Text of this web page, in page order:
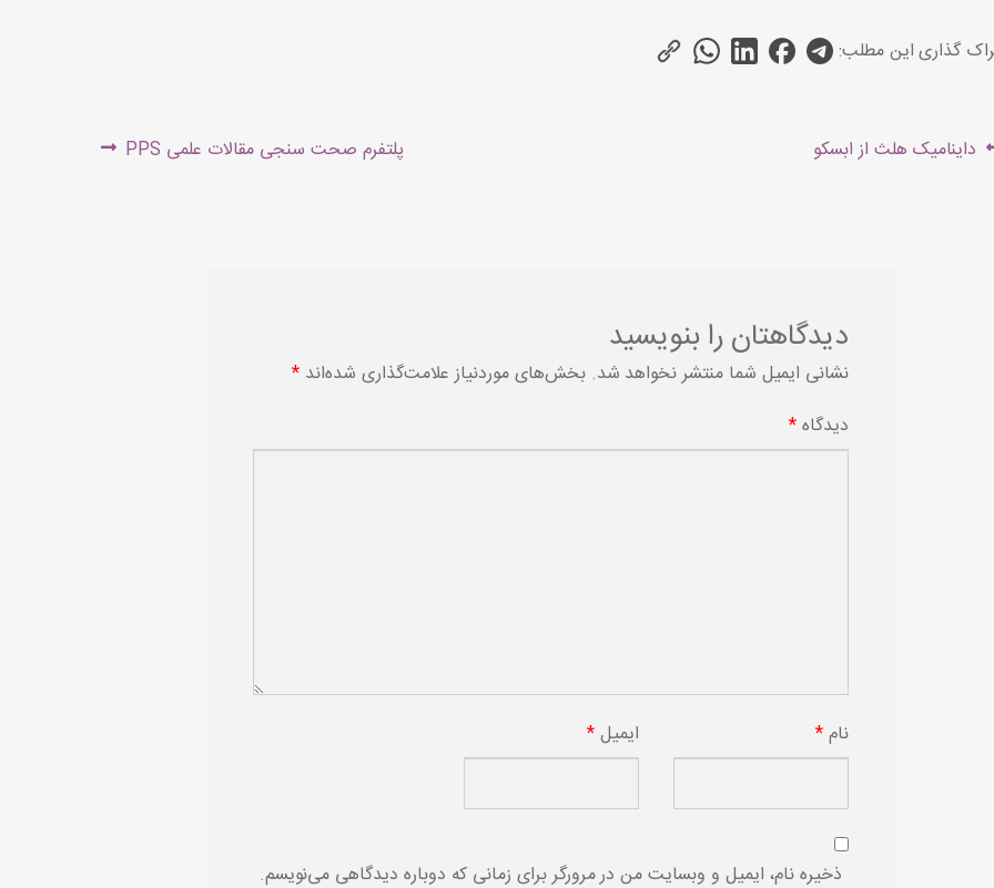
گذاری این مطلب:
Previous
داینامیک هلث از ابسکو
Next
پلتفرم صحت سنجی مقالات علمی PPS
دیدگاهتان را بنویسید
نشانی ایمیل شما منتشر نخواهد شد. بخش‌های موردنیاز علامت‌گذاری شده‌اند *
دیدگاه*
نام* ایمیل*
ذخیره نام، ایمیل و وبسایت من در مرورگر برای زمانی که دوباره دیدگاهی می‌نویسم.